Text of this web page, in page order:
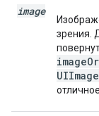
image
зрения.
UIImage